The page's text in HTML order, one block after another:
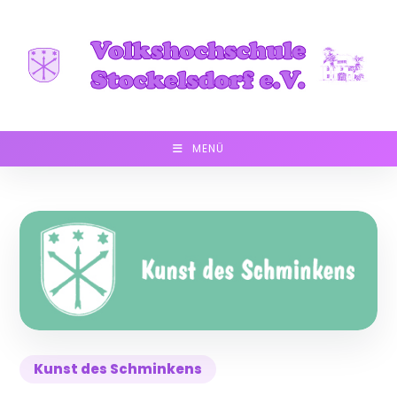
springen
MENÜ
Kunst des Schminkens